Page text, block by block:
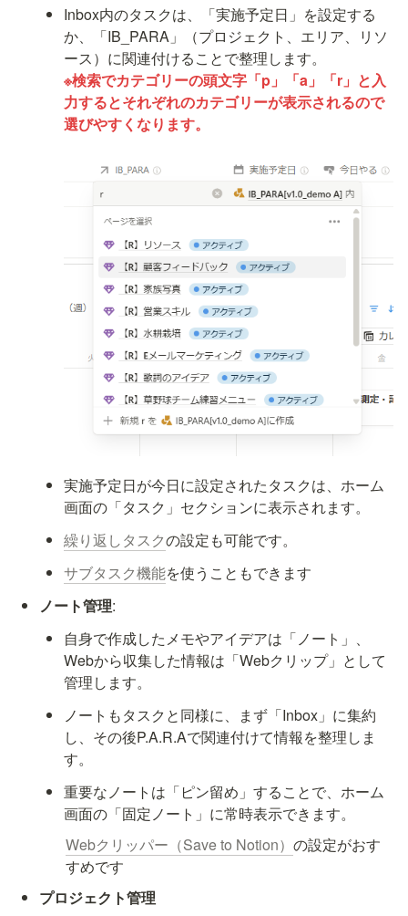
Inbox内のタスクは、「実施予定日」を設定する
か、「IB_PARA」（プロジェクト、エリア、リソ
※検索でカテゴリーの頭文字「p」「a」「r」と入
力するとそれぞれのカテゴリーが表示されるので
選びやすくなります。
実施予定日が今日に設定されたタスクは、ホーム
画面の「タスク」セクションに表示されます。
繰り返しタスクの設定も可能です。
サブタスク機能を使うこともできます
ノート管理:
自身で作成したメモやアイデアは「ノート」、
Webから収集した情報は「Webクリップ」として
管理します。
ノートもタスクと同様に、まず「Inbox」に集約
し、その後P.A.R.Aで関連付けて情報を整理しま
す。
重要なノートは「ピン留め」することで、ホーム
画面の「固定ノート」に常時表示できます。
Webクリッパー（Save to Notion）の設定がおす
すめです
プロジェクト管理